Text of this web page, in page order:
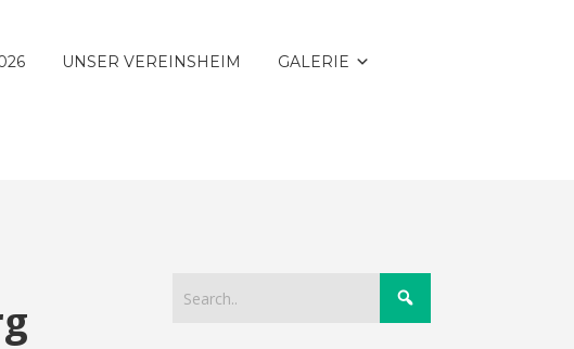
UNSER VEREINSHEIM GALERIE